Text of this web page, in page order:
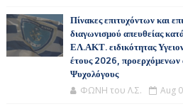
Πίνακες επιτυχόντων και
διαγωνισμού απευθείας
ΕΛ.ΑΚΤ. ειδικότητας
έτους 2026, προερχόμενων
Ψυχολόγους
ΦΩΝΗ του Λ.Σ. Aug